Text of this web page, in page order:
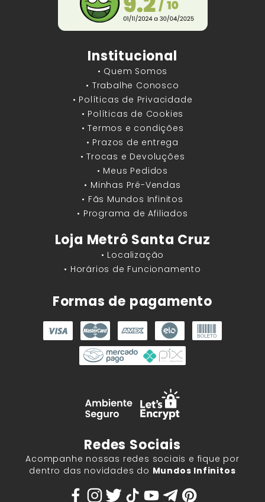
Institucional
• Quem Somos
• Trabalhe Conosco
• Políticas de Privacidade
• Políticas de Cookies
• Termos e condições
• Prazos de entrega
• Trocas e Devoluções
• Meus Pedidos
• Minhas Pré-Vendas
• Fãs Mundos Infinitos
• Programa de Afiliados
Loja Metrô Santa Cruz
• Localização
• Horários de Funcionamento
Formas de pagamento
Redes Sociais
Acompanhe nossas redes sociais e fique por
dentro das novidades do Mundos Infinitos